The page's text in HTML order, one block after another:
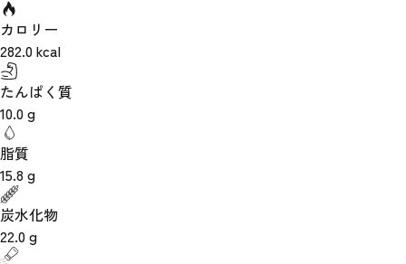
カロリー
282.0kcal
たんぱく質
10.0g
脂質
15.8 g
炭水化物
22.0g